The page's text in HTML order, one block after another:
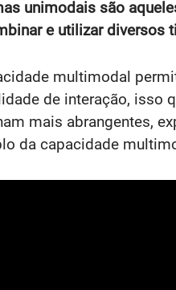
unimodais são
e utilizar diversos
multimodal
de interação, isso
mais abrangentes,
da capacidade